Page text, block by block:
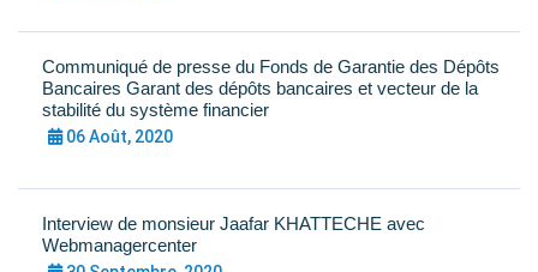
Communiqué de presse du Fonds de Garantie des Dépôts
Bancaires Garant des dépôts bancaires et vecteur de la
stabilité du système financier
06 Août, 2020
Interview de monsieur Jaafar KHATTECHE avec
Webmanagercenter